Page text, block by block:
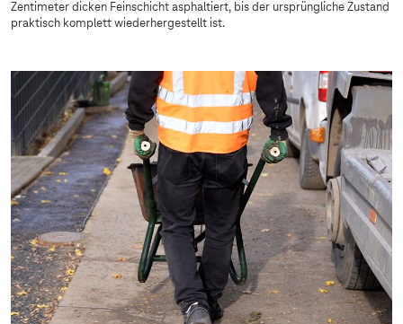
Zentimeter dicken Feinschicht asphaltiert, bis der ursprüngliche Zustand
praktisch komplett wiederhergestellt ist.